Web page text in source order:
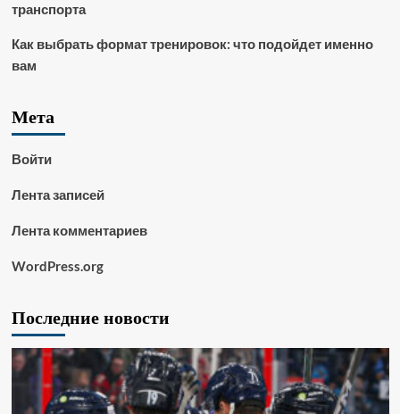
транспорта
Как выбрать формат тренировок: что подойдет именно
вам
Мета
Войти
Лента записей
Лента комментариев
WordPress.org
Последние новости